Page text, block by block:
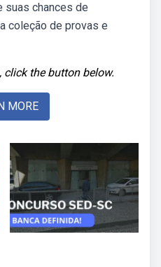
suas chances de
coleção de provas e
the button below.
MORE